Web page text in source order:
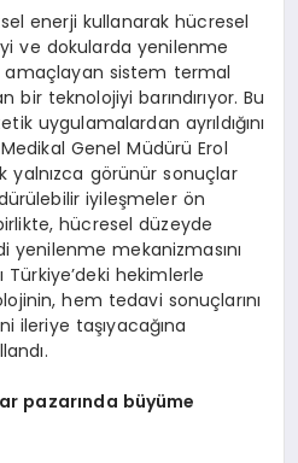
enerji kullanarak hücresel
ve dokularda yenilenme
sistem termal
bir teknolojiyi barındırıyor. Bu
uygulamalardan ayrıldığını
Genel Müdürü Erol
yalnızca görünür sonuçlar
iyileşmeler ön
hücresel düzeyde
yenilenme mekanizmasını
Türkiye’deki hekimlerle
hem tedavi sonuçlarını
ileriye taşıyacağına
pazarında büyüme